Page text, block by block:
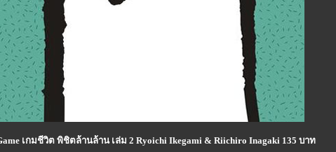
เกมชีวิต พิชิตล้านล้าน เล่ม 2 Ryoichi Ikegami & Riichiro Inagaki 135 บาท